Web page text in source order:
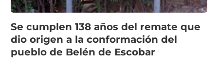
Se cumplen 138 años del remate que
dio origen a la conformación del
pueblo de Belén de Escobar